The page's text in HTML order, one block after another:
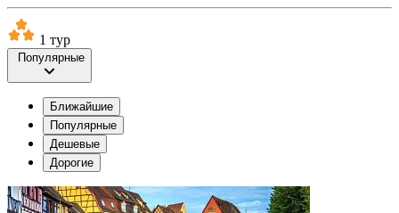
1 тур
Популярные
Ближайшие
Популярные
Дешевые
Дорогие